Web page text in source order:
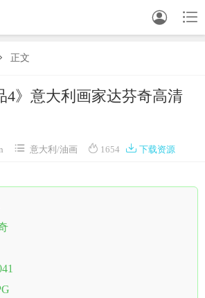


正文
4》意大利画家达芬奇高清
 意大利 /油画  1654  下载资源